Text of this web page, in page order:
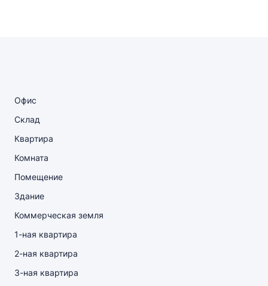
Офис
Склад
Квартира
Комната
Помещение
Здание
Коммерческая земля
1-ная квартира
2-ная квартира
3-ная квартира